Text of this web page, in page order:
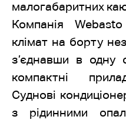
малогабаритних
Компанія
клімат на борту
з’єднавши в одну
компактні
Суднові
з рідинними